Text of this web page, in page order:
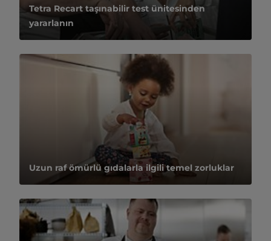
Tetra Recart taşınabilir test ünitesinden
yararlanın
Uzun raf ömürlü gıdalarla ilgili temel zorluklar